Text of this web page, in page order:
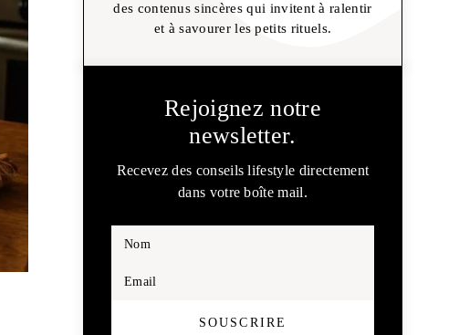
des contenus sincères qui invitent à ralentir
et à savourer les petits rituels.
Rejoignez notre
newsletter.
Recevez des conseils lifestyle directement
dans votre boîte mail.
Nom
Email
SOUSCRIRE